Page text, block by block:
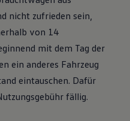
nicht zufrieden sein,
von 14
mit dem Tag der
ein anderes Fahrzeug
eintauschen. Dafür
fällig.